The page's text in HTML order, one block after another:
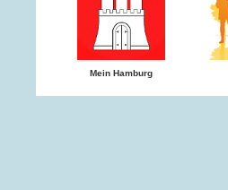
Mein Hamburg